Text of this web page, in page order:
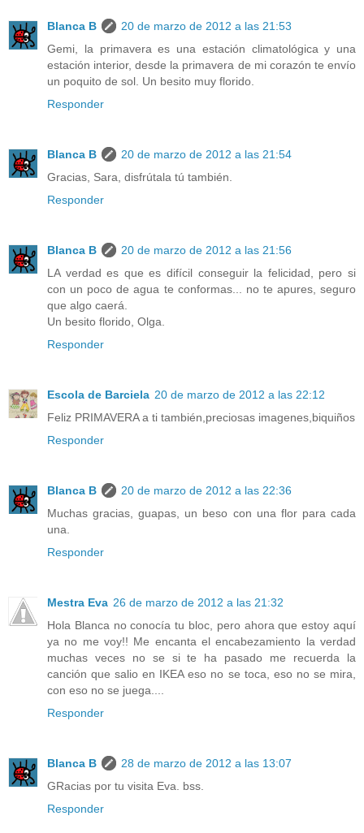
Blanca B
20 de marzo de 2012 a las 21:53
Gemi, la primavera es una estación climatológica y una
estación interior, desde la primavera de mi corazón te envío
un poquito de sol. Un besito muy florido.
Responder
Blanca B
20 de marzo de 2012 a las 21:54
Gracias, Sara, disfrútala tú también.
Responder
Blanca B
20 de marzo de 2012 a las 21:56
LA verdad es que es difícil conseguir la felicidad, pero si
con un poco de agua te conformas... no te apures, seguro
que algo caerá.
Un besito florido, Olga.
Responder
Escola de Barciela 20 de marzo de 2012 a las 22:12
Feliz PRIMAVERA a ti también,preciosas imagenes,biquiños
Responder
Blanca B
20 de marzo de 2012 a las 22:36
Muchas gracias, guapas, un beso con una flor para cada
una.
Responder
Mestra Eva 26 de marzo de 2012 a las 21:32
Hola Blanca no conocía tu bloc, pero ahora que estoy aquí
ya no me voy!! Me encanta el encabezamiento la verdad
muchas veces no se si te ha pasado me recuerda la
canción que salio en IKEA eso no se toca, eso no se mira,
con eso no se juega....
Responder
Blanca B
28 de marzo de 2012 a las 13:07
GRacias por tu visita Eva. bss.
Responder